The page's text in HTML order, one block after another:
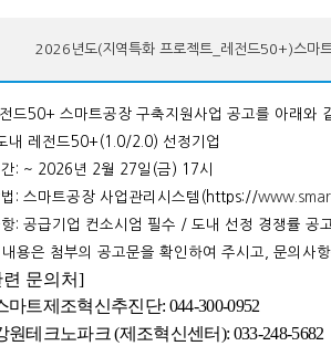
2026년도(지역특화 프로젝트_레전드50+)스마
드50+ 스마트공장 구축지원사업 공고를 아래와
내 레전드50+(1.0/2.0) 선정기업​
간: ~ 2026년 2월 27일(금) 17시
법: 스마트공장 사업관리시스템(https://
: 공급기업 컨소시엄 필수 / 도내 선정 경쟁률 공
용은 첨부의 공고문을 확인하여 주시고, 문의사
문의처]
마트제조혁신추진단: 044-300-0952
원테크노파크 (제조혁신센터): 033-248-5682